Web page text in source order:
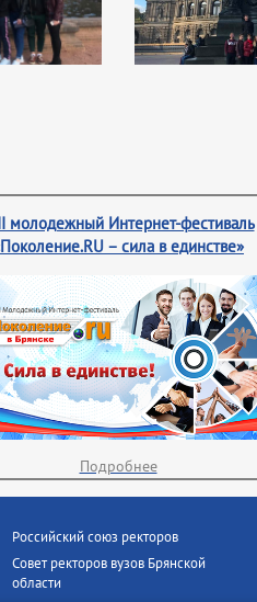
молодежный Интернет-фестиваль
– сила в единстве»
Подробнее
Российский союз ректоров
Совет ректоров вузов Брянской
области